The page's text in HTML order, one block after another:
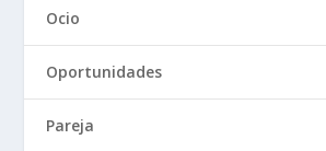
Ocio
Oportunidades
Pareja